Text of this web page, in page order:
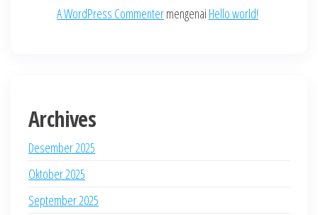
A WordPress Commentermengenai Hello world!
Archives
Desember 2025
Oktober 2025
September 2025